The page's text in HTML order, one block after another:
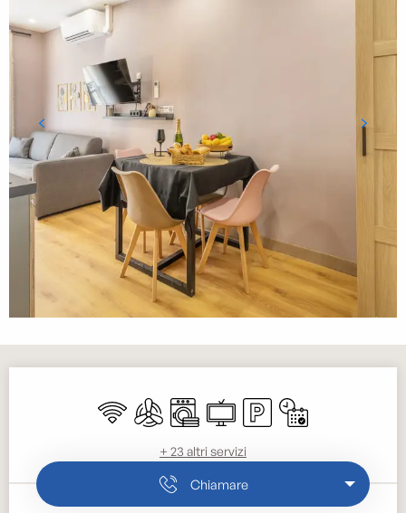
Wi-Fi Aria condizionata
LavatriceTelevisioneParcheggio
Solo su
+ 23 altri servizi
Chiamare